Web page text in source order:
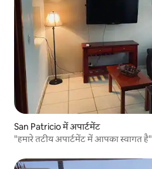
San Patricio में अपार्टमेंट
"हमारे तटीय अपार्टमेंट में आपका स्वागत है"